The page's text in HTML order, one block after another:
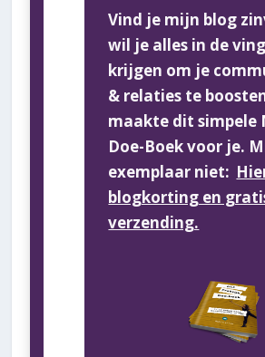
Vind je mijn blog
wil je alles in de
krijgen om je
& relaties te
maakte dit simpele
Doe-Boek voor je.
exemplaar niet:
blogkorting en
verzending.